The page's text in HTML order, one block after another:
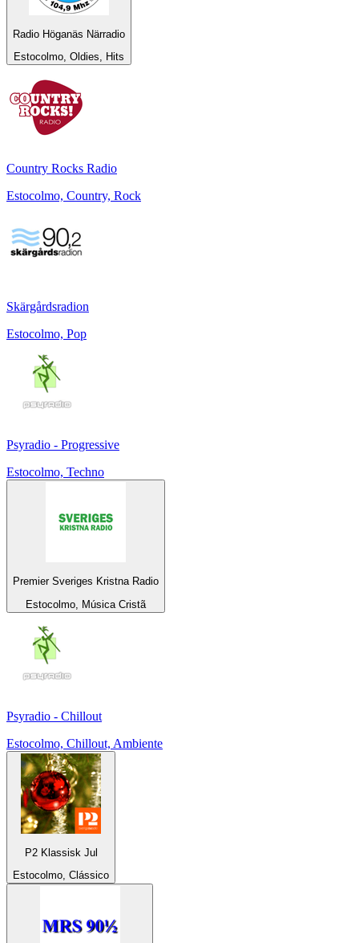
Radio Höganäs Närradio
Estocolmo, Oldies, Hits
Country Rocks Radio
Estocolmo, Country, Rock
Skärgårdsradion
Estocolmo, Pop
Psyradio - Progressive
Estocolmo, Techno
Premier Sveriges Kristna Radio
Estocolmo, Música Cristã
Psyradio - Chillout
Estocolmo, Chillout, Ambiente
P2 Klassisk Jul
Estocolmo, Clássico